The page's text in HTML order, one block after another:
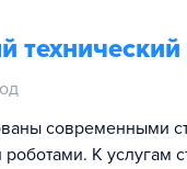
современными
К услугам